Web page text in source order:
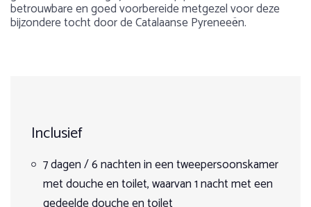
betrouwbare en goed voorbereide metgezel voor deze
bijzondere tocht door de Catalaanse Pyreneeën.
Je ontmoet je paard en krijgt alle benodigde materialen en
instructies over het zadelen van je paard, waar je precies
naar toe rijdt en wanneer en hoe je je paard voert. Ook krijg
je uitleg over de kaart die je onderweg gebruikt om de
route te volgen. Na een kleine snack ben je helemaal klaar
om erop uit te trekken! De paden leiden je door
Vertrekmaand
Datum
Min. 16 jaar en onder begeleiding van een volwassene
Aantal deelnemers
Min. 2 ruiters en max. 6 ruiters
bossen of over het strand. Catalonië en de Pyreneeën te
paard biedt vele mogelijkheden.
Op deze locaties wordt vooral veel gereden met de
Andalusiër. Een barok, imposant en zeer werkwillig paard.
Inclusief
7 dagen / 6 nachten in een tweepersoonskamer
met douche en toilet, waarvan 1 nacht met een